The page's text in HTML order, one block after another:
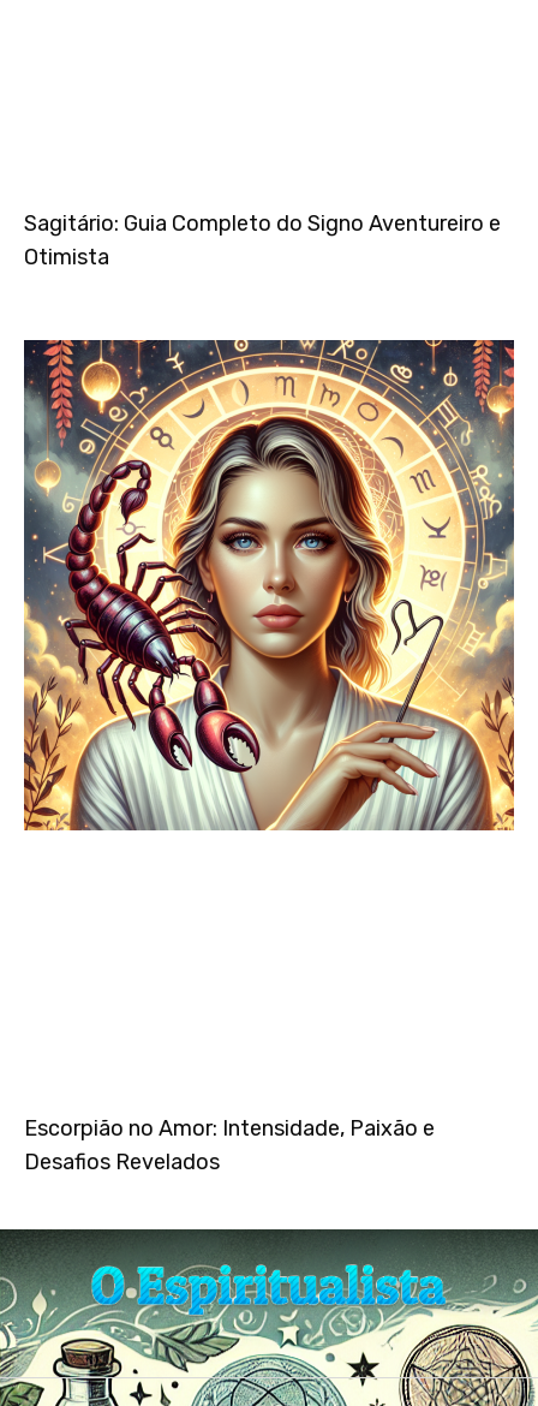
Sagitário: Guia Completo do Signo Aventureiro e
Otimista
Escorpião no Amor: Intensidade, Paixão e
Desafios Revelados